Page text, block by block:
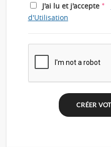
J'ai lu et j'accepte *
d'Utilisation